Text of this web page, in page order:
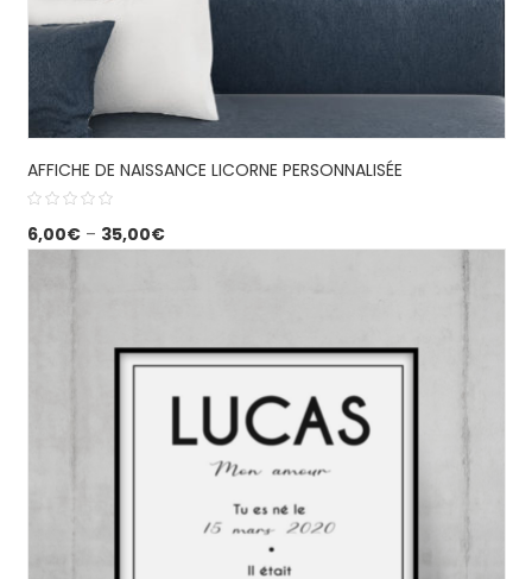
AFFICHE DE NAISSANCE LICORNE PERSONNALISÉE
6,00€– 35,00€